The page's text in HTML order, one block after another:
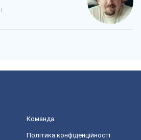
Команда
Політика конфіденційності